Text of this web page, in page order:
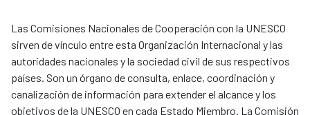
Las Comisiones Nacionales de Cooperación con la UNESCO
sirven de vínculo entre esta Organización Internacional y las
autoridades nacionales y la sociedad civil de sus respectivos
países. Son un órgano de consulta, enlace, coordinación y
canalización de información para extender el alcance y los
objetivos de la UNESCO en cada Estado Miembro. La Comisión